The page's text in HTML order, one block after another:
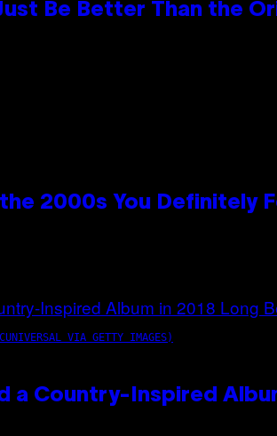
Be Better Than the
2000s You Definitely
VIA GETTY IMAGES)
a Country-Inspired